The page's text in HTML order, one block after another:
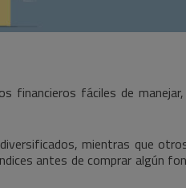
financieros fáciles de
mientras que
antes de comprar algún